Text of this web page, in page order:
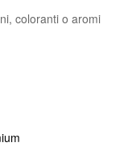
coloranti o aromi